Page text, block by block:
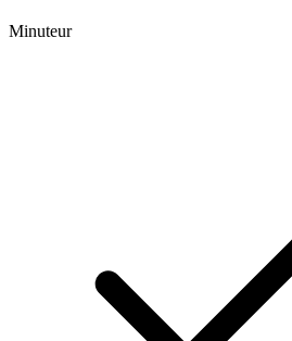
Minuteur